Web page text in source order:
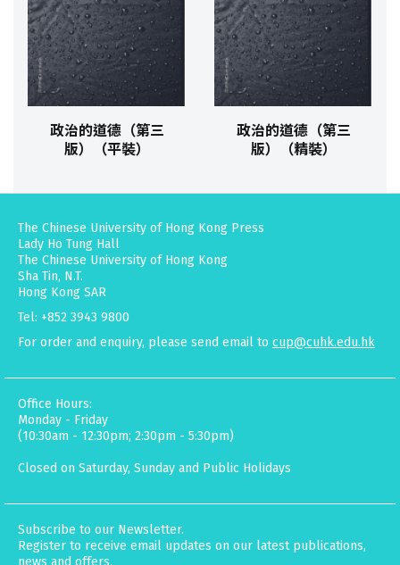
政治的道德（第三
版）（平裝）
政治的道德（第三
版）（精裝）
The Chinese University of Hong Kong Press
Lady Ho Tung Hall
The Chinese University of Hong Kong
Sha Tin, N.T.
Hong Kong SAR
Tel: +852 3943 9800
For order and enquiry, please send email to cup@cuhk.edu.hk
Office Hours:
Monday - Friday
(10:30am - 12:30pm; 2:30pm - 5:30pm)
Closed on Saturday, Sunday and Public Holidays
Subscribe to our Newsletter.
Register to receive email updates on our latest publications,